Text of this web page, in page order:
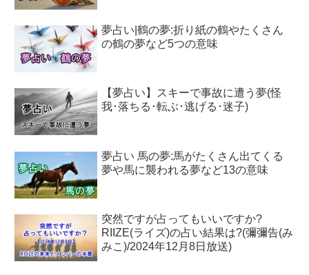
夢占い|鶴の夢:折り紙の鶴やたくさん
の鶴の夢など5つの意味
【夢占い】スキーで事故に遭う夢(怪
我･落ちる･転ぶ･逃げる･迷子)
夢占い 馬の夢:馬がたくさん出てくる
夢や馬に襲われる夢など13の意味
突然ですが占ってもいいですか?
RIIZE(ライズ)の占い結果は?(彌彌告(み
みこ)/2024年12月8日放送)